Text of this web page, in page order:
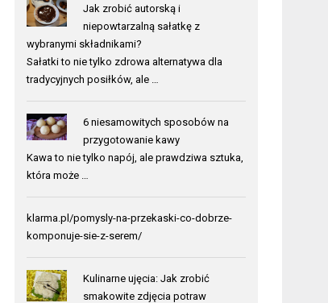
Jak zrobić autorską i
niepowtarzalną sałatkę z
wybranymi składnikami?
Sałatki to nie tylko zdrowa alternatywa dla
tradycyjnych posiłków, ale …
6 niesamowitych sposobów na
przygotowanie kawy
Kawa to nie tylko napój, ale prawdziwa sztuka,
która może …
klarma.pl/pomysly-na-przekaski-co-dobrze-
komponuje-sie-z-serem/
Kulinarne ujęcia: Jak zrobić
smakowite zdjęcia potraw